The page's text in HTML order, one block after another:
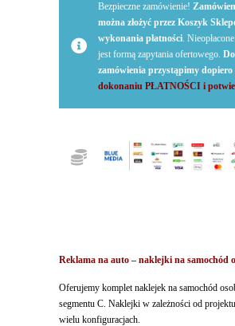
segment
Bezpieczne zamówienie!
można złożyć przez Koszyk
wykonania płatności.
jest formą zapytania ofertowego.
zamówienia przystąpimy dopiero
dokonaniu PŁATNOŚCI i
Reklama na auto – naklejki na samochód
Oferujemy komplet naklejek na samochód
segmentu C. Naklejki w zależności od
wielu konfiguracjach.